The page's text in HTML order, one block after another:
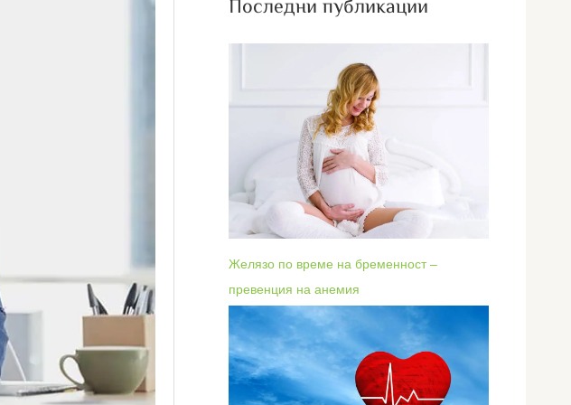
Последни публикации
Желязо по време на бременност –
превенция на анемия